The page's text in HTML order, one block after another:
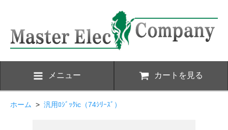
メニュー カートを見る
ホーム > 汎用ﾛｼﾞｯｸic（74ｼﾘｰｽﾞ）